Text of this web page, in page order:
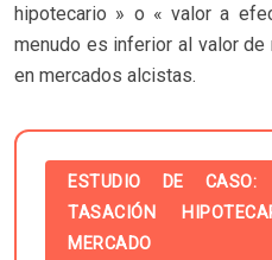
hipotecario » o « valor a
menudo es inferior al valor
en mercados alcistas.
ESTUDIO DE CASO:
TASACIÓN
MERCADO